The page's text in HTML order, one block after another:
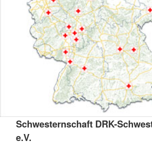
Schwesternschaft DRK-
e.V.